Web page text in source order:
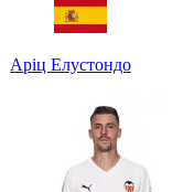
Аріц Елустондо